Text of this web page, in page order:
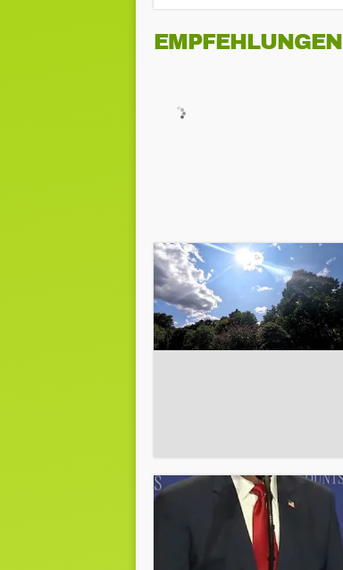
EMPFEHLUNGEN